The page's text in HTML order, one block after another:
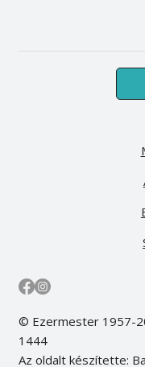
© Ezermester 1957-
1444
Az oldalt készítette: